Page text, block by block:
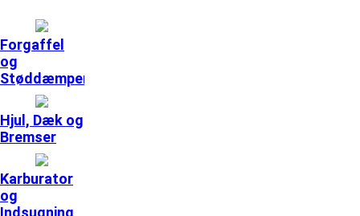
Forgaffel
og
Støddæmpere
Hjul, Dæk og
Bremser
Karburator
og
Indsugning